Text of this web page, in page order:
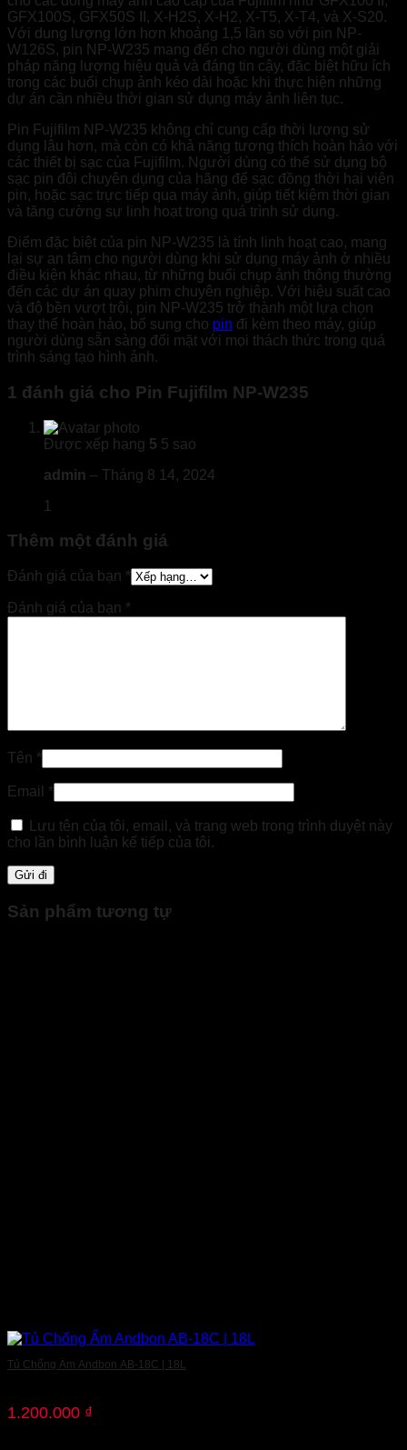
GFX100S, GFX50S II, X-H2S, X-H2, X-T5, X-T4, và X-S20.
Với dung lượng lớn hơn khoảng 1,5 lần so với pin NP-
W126S, pin NP-W235 mang đến cho người dùng một giải
pháp năng lượng hiệu quả và đáng tin cậy, đặc biệt hữu ích
trong các buổi chụp ảnh kéo dài hoặc khi thực hiện những
dự án cần nhiều thời gian sử dụng máy ảnh liên tục.
Pin Fujifilm NP-W235 không chỉ cung cấp thời lượng sử
dụng lâu hơn, mà còn có khả năng tương thích hoàn hảo với
các thiết bị sạc của Fujifilm. Người dùng có thể sử dụng bộ
sạc pin đôi chuyên dụng của hãng để sạc đồng thời hai viên
pin, hoặc sạc trực tiếp qua máy ảnh, giúp tiết kiệm thời gian
và tăng cường sự linh hoạt trong quá trình sử dụng.
Điểm đặc biệt của pin NP-W235 là tính linh hoạt cao, mang
lại sự an tâm cho người dùng khi sử dụng máy ảnh ở nhiều
điều kiện khác nhau, từ những buổi chụp ảnh thông thường
đến các dự án quay phim chuyên nghiệp. Với hiệu suất cao
và độ bền vượt trội, pin NP-W235 trở thành một lựa chọn
thay thế hoàn hảo, bổ sung cho pin đi kèm theo máy, giúp
người dùng sẵn sàng đối mặt với mọi thách thức trong quá
trình sáng tạo hình ảnh.
1 đánh giá cho Pin Fujifilm NP-W235
Được xếp hạng 5 5 sao
admin – Tháng 8 14, 2024
1
Thêm một đánh giá
Đánh giá của bạn *
Đánh giá của bạn *
Tên *
Email *
Lưu tên của tôi, email, và trang web trong trình duyệt này
cho lần bình luận kế tiếp của tôi.
Sản phẩm tương tự
Tủ Chống Ẩm Andbon AB-18C | 18L
1.200.000 ₫